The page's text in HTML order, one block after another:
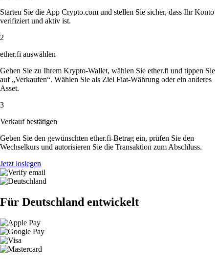
Starten Sie die App Crypto.com und stellen Sie sicher, dass Ihr Konto
verifiziert und aktiv ist.
2
ether.fi auswählen
Gehen Sie zu Ihrem Krypto-Wallet, wählen Sie ether.fi und tippen Sie
auf „Verkaufen“. Wählen Sie als Ziel Fiat-Währung oder ein anderes
Asset.
3
Verkauf bestätigen
Geben Sie den gewünschten ether.fi-Betrag ein, prüfen Sie den
Wechselkurs und autorisieren Sie die Transaktion zum Abschluss.
Jetzt loslegen
Für Deutschland entwickelt